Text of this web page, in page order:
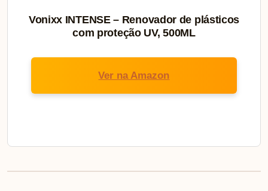
Vonixx INTENSE – Renovador de plásticos
com proteção UV, 500ML
Ver na Amazon